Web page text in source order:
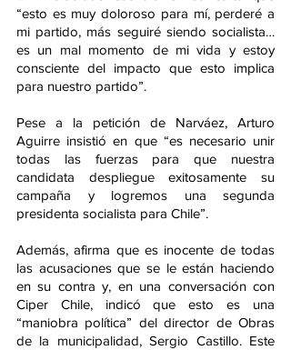
“esto es muy doloroso para mí, perderé a
mi partido, más seguiré siendo socialista…
es un mal momento de mi vida y estoy
consciente del impacto que esto implica
para nuestro partido”.
Pese a la petición de Narváez, Arturo
Aguirre insistió en que “es necesario unir
todas las fuerzas para que nuestra
candidata despliegue exitosamente su
campaña y logremos una segunda
presidenta socialista para Chile”.
Además, afirma que es inocente de todas
las acusaciones que se le están haciendo
en su contra y, en una conversación con
Ciper Chile, indicó que esto es una
“maniobra política” del director de Obras
de la municipalidad, Sergio Castillo. Este